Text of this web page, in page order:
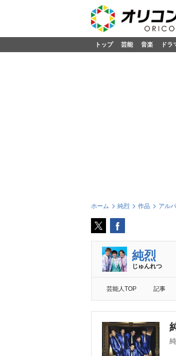
トップ 芸能 音楽 ドラ
ホーム 純烈 作品 アル
純烈
じゅんれつ
芸能人TOP 記事